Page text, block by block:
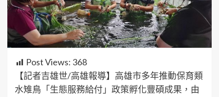
Post Views: 368
【記者吉雄世/高雄報導】高雄市多年推動保育類
水雉鳥「生態服務給付」政策孵化豐碩成果，由